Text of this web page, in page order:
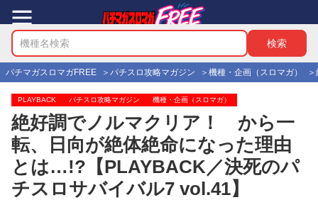
パチマガスロマガFREE パチスロ攻略マガジン 機種・企画（スロマガ）
PLAYBACK パチスロ攻略マガジン 機種・企画（スロマガ）
絶好調でノルマクリア！ から一
転、日向が絶体絶命になった理由
とは…!?【PLAYBACK／決死のパ
チスロサバイバル7 vol.41】